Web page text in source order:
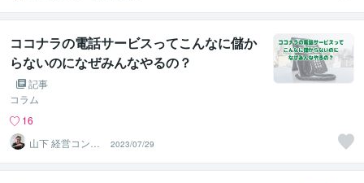
ココナラの電話サービスってこんなに儲か
らないのになぜみんなやるの？
記事
コラム
16
山下 経営コンサ
ル／コーチ
2023/07/29